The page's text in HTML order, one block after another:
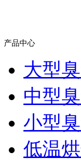
产品中心
大型
中型
小型
低温